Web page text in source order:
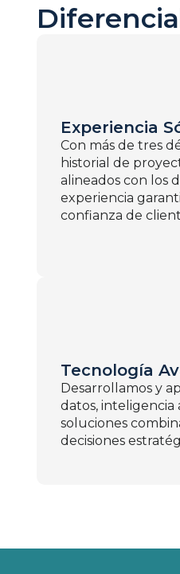
Experiencia
Con más de tres
historial de
alineados con los
experiencia
confianza de
Tecnología
Desarrollamos y
datos, inteligencia
soluciones
decisiones